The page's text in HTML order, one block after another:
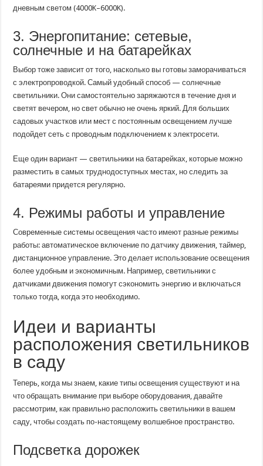
дневным светом (4000K–6000K).
3. Энергопитание: сетевые,
солнечные и на батарейках
Выбор тоже зависит от того, насколько вы готовы заморачиваться
с электропроводкой. Самый удобный способ — солнечные
светильники. Они самостоятельно заряжаются в течение дня и
светят вечером, но свет обычно не очень яркий. Для больших
садовых участков или мест с постоянным освещением лучше
подойдет сеть с проводным подключением к электросети.
Еще один вариант — светильники на батарейках, которые можно
разместить в самых труднодоступных местах, но следить за
батареями придется регулярно.
4. Режимы работы и управление
Современные системы освещения часто имеют разные режимы
работы: автоматическое включение по датчику движения, таймер,
дистанционное управление. Это делает использование освещения
более удобным и экономичным. Например, светильники с
датчиками движения помогут сэкономить энергию и включаться
только тогда, когда это необходимо.
Идеи и варианты
расположения светильников
в саду
Теперь, когда мы знаем, какие типы освещения существуют и на
что обращать внимание при выборе оборудования, давайте
рассмотрим, как правильно расположить светильники в вашем
саду, чтобы создать по-настоящему волшебное пространство.
Подсветка дорожек